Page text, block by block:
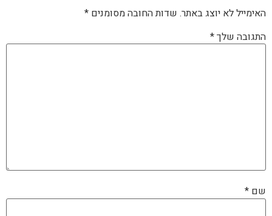
האימייל לא יוצג באתר. שדות החובה מסומנים *
התגובה שלך*
שם *